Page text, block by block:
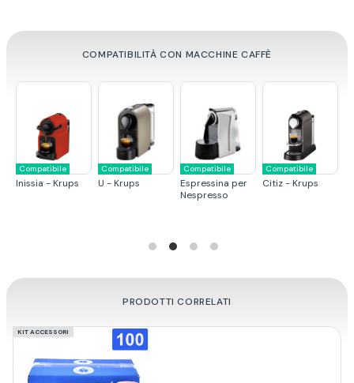
COMPATIBILITÀ CON MACCHINE CAFFÈ
- Krups
Compatibile
U - Krups
Compatibile
Espressina per
Nespresso
Compatibile
Citiz - Krups
PRODOTTI CORRELATI
KIT ACCESSORI